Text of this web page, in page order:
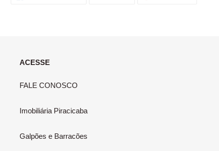
ACESSE
FALE CONOSCO
Imobiliária Piracicaba
Galpões e Barracões